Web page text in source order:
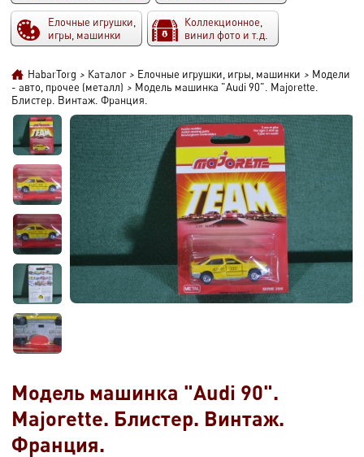
Елочные игрушки,
игры, машинки
Коллекционное,
винил фото и т.д.
HabarTorg > Каталог > Елочные игрушки, игры, машинки > Модели
- авто, прочее (металл) > Модель машинка "Audi 90". Majorette.
Блистер. Винтаж. Франция.
Модель машинка "Audi 90".
Majorette. Блистер. Винтаж.
Франция.